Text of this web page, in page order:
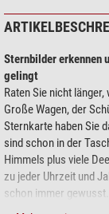
Sternbilder erkennen
gelingt
Raten Sie nicht
Große Wagen, der
Sternkarte haben Sie
sind schon in der
Himmels plus viele
zu jeder Uhrzeit und
schon immer gewusst.